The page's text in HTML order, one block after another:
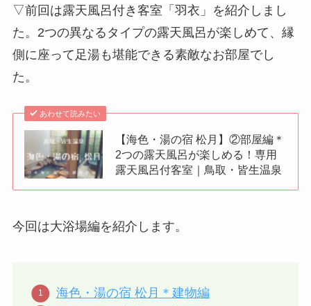
▽前回は露天風呂付き客室「羽衣」を紹介しまし
た。2つの異なるタイプの露天風呂が楽しめて、縁
側に座って足湯も堪能できる素敵なお部屋でし
た。
あわせて読みたい
【海色・湯の宿 松月】②部屋編＊
2つの露天風呂が楽しめる！専用
露天風呂付客室｜鳥取・皆生温泉
今回は大浴場編を紹介します。
海色・湯の宿 松月＊建物編